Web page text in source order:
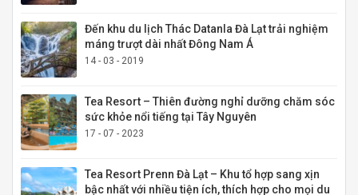
Đến khu du lịch Thác Datanla Đà Lạt trải nghiệm
máng trượt dài nhất Đông Nam Á
14 - 03 - 2019
Tea Resort – Thiên đường nghỉ dưỡng chăm sóc
sức khỏe nổi tiếng tại Tây Nguyên
17 - 07 - 2023
Tea Resort Prenn Đà Lạt – Khu tổ hợp sang xịn
bậc nhất với nhiều tiện ích, thích hợp cho mọi du